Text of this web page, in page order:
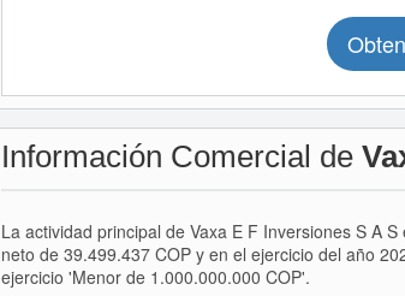
Información Comercial de
La actividad principal de Vaxa E F Inversiones S A
neto de 39.499.437 COP y en el ejercicio del año
ejercicio 'Menor de 1.000.000.000 COP'.